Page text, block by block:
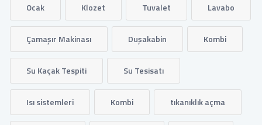
Ocak Klozet Tuvalet Lavabo
Çamaşır Makinası Duşakabin Kombi
Su Kaçak Tespiti Su Tesisatı
Isı sistemleri Kombi tıkanıklık açma